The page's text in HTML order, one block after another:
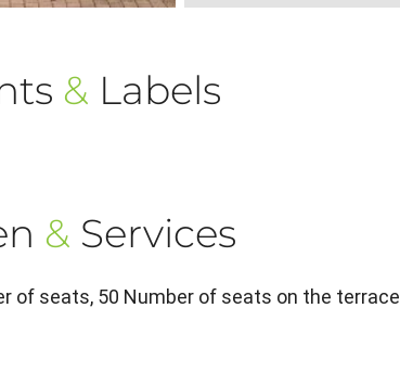
& Labels
& Services
of seats, 50 Number of seats on the terrace